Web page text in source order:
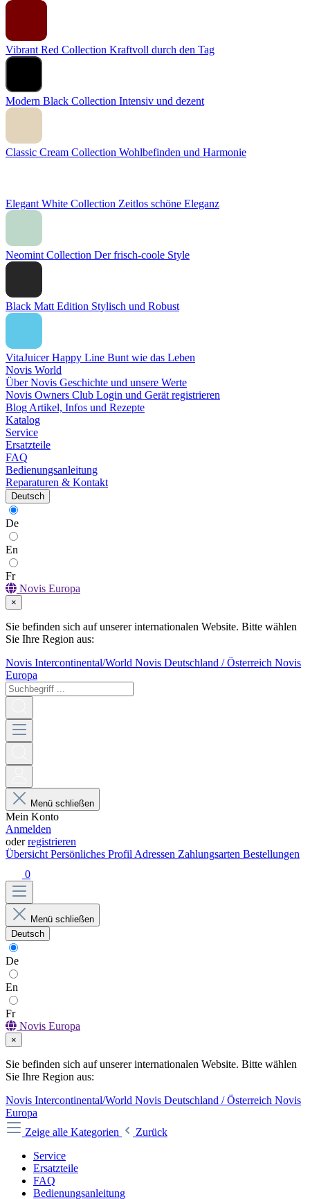
Vibrant Red Collection Kraftvoll durch den Tag
Modern Black Collection Intensiv und dezent
Classic Cream Collection Wohlbefinden und Harmonie
Elegant White Collection Zeitlos schöne Eleganz
Neomint Collection Der frisch-coole Style
Black Matt Edition Stylisch und Robust
VitaJuicer Happy Line Bunt wie das Leben
Novis World
Über Novis Geschichte und unsere Werte
Novis Owners Club Login und Gerät registrieren
Blog Artikel, Infos und Rezepte
Katalog
Service
Ersatzteile
FAQ
Bedienungsanleitung
Reparaturen & Kontakt
Deutsch
De
En
Fr
Novis Europa
×
Sie befinden sich auf unserer internationalen Website. Bitte wählen
Sie Ihre Region aus:
Novis Intercontinental/World Novis Deutschland / Österreich Novis
Europa
Menü schließen
Mein Konto
Anmelden
oderregistrieren
Übersicht Persönliches Profil Adressen Zahlungsarten Bestellungen
0
Menü schließen
Deutsch
De
En
Fr
Novis Europa
×
Sie befinden sich auf unserer internationalen Website. Bitte wählen
Sie Ihre Region aus:
Novis Intercontinental/World Novis Deutschland / Österreich Novis
Europa
Zeige alle Kategorien
Zurück
Service
Ersatzteile
FAQ
Bedienungsanleitung